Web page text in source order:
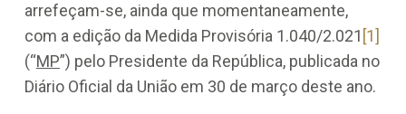
arrefeçam-se, ainda que momentaneamente,
com a edição da Medida Provisória 1.040/2.021 [1]
(“MP”) pelo Presidente da República, publicada no
Diário Oficial da União em 30 de março deste ano.